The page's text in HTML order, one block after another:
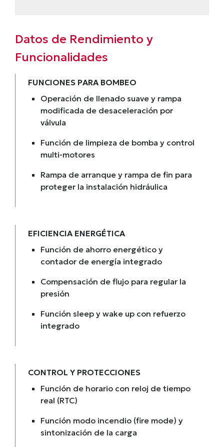
Datos de Rendimiento y
Funcionalidades
FUNCIONES PARA BOMBEO
Operación de llenado suave y rampa
modificada de desaceleración por
válvula
Función de limpieza de bomba y control
multi-motores
Rampa de arranque y rampa de fin para
proteger la instalación hidráulica
EFICIENCIA ENERGÉTICA
Función de ahorro energético y
contador de energía integrado
Compensación de flujo para regular la
presión
Función sleep y wake up con refuerzo
integrado
CONTROL Y PROTECCIONES
Función de horario con reloj de tiempo
real (RTC)
Función modo incendio (fire mode) y
sintonización de la carga